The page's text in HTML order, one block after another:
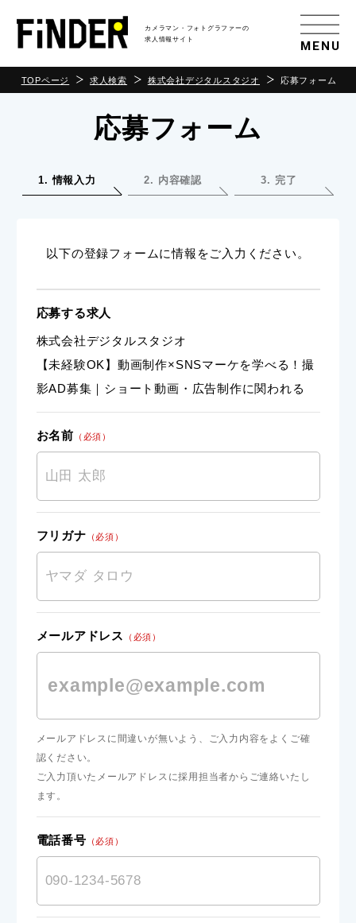
カメラマン・フォトグラファーの
求人情報サイト
MENU
TOPページ 求人検索 株式会社デジタルスタジオ 応募フォーム
応募フォーム
1. 情報入力 2. 内容確認 3. 完了
以下の登録フォームに情報をご入力ください。
応募する求人
株式会社デジタルスタジオ
【未経験OK】動画制作×SNSマーケを学べる！撮
影AD募集｜ショート動画・広告制作に関われる
お名前 （必須）
フリガナ （必須）
メールアドレス （必須）
メールアドレスに間違いが無いよう、ご入力内容をよくご確
認ください。
ご入力頂いたメールアドレスに採用担当者からご連絡いたし
ます。
電話番号 （必須）